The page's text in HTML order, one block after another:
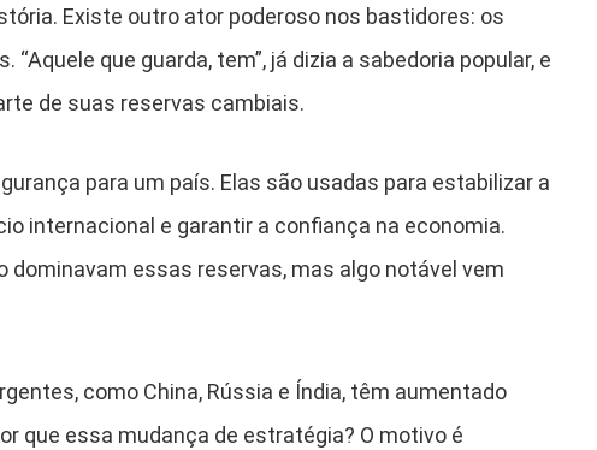
Existe outro ator poderoso nos bastidores: os
que guarda, tem”, já dizia a sabedoria popular, e
de suas reservas cambiais.
para um país. Elas são usadas para estabilizar a
internacional e garantir a confiança na economia.
dominavam essas reservas, mas algo notável vem
como China, Rússia e Índia, têm aumentado
que essa mudança de estratégia? O motivo é